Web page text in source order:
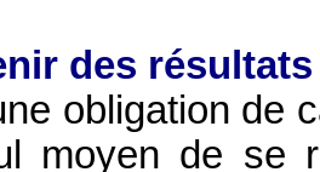
des
obligation de
moyen de se